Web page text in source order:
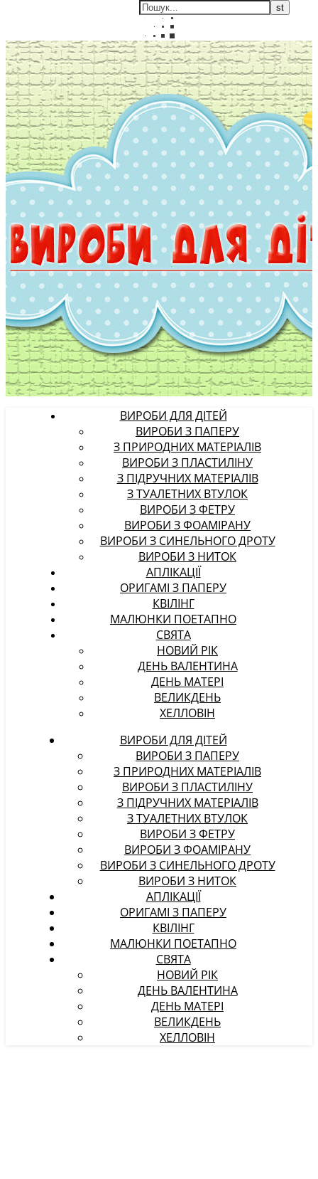
ВИРОБИ ДЛЯ ДІТЕЙ
ВИРОБИ З ПАПЕРУ
З ПРИРОДНИХ МАТЕРІАЛІВ
ВИРОБИ З ПЛАСТИЛІНУ
З ПІДРУЧНИХ МАТЕРІАЛІВ
З ТУАЛЕТНИХ ВТУЛОК
ВИРОБИ З ФЕТРУ
ВИРОБИ З ФОАМІРАНУ
ВИРОБИ З СИНЕЛЬНОГО ДРОТУ
ВИРОБИ З НИТОК
АПЛІКАЦІЇ
ОРИГАМІ З ПАПЕРУ
КВІЛІНГ
МАЛЮНКИ ПОЕТАПНО
СВЯТА
НОВИЙ РІК
ДЕНЬ ВАЛЕНТИНА
ДЕНЬ МАТЕРІ
ВЕЛИКДЕНЬ
ХЕЛЛОВІН
ВИРОБИ ДЛЯ ДІТЕЙ
ВИРОБИ З ПАПЕРУ
З ПРИРОДНИХ МАТЕРІАЛІВ
ВИРОБИ З ПЛАСТИЛІНУ
З ПІДРУЧНИХ МАТЕРІАЛІВ
З ТУАЛЕТНИХ ВТУЛОК
ВИРОБИ З ФЕТРУ
ВИРОБИ З ФОАМІРАНУ
ВИРОБИ З СИНЕЛЬНОГО ДРОТУ
ВИРОБИ З НИТОК
АПЛІКАЦІЇ
ОРИГАМІ З ПАПЕРУ
КВІЛІНГ
МАЛЮНКИ ПОЕТАПНО
СВЯТА
НОВИЙ РІК
ДЕНЬ ВАЛЕНТИНА
ДЕНЬ МАТЕРІ
ВЕЛИКДЕНЬ
ХЕЛЛОВІН